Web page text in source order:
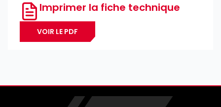
Imprimer la fiche technique
VOIR LE PDF